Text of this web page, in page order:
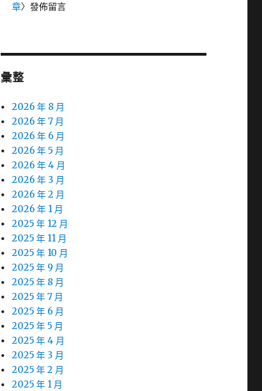
章〉發佈留言
彙整
2026 年 8 月
2026 年 7 月
2026 年 6 月
2026 年 5 月
2026 年 4 月
2026 年 3 月
2026 年 2 月
2026 年 1 月
2025 年 12 月
2025 年 11 月
2025 年 10 月
2025 年 9 月
2025 年 8 月
2025 年 7 月
2025 年 6 月
2025 年 5 月
2025 年 4 月
2025 年 3 月
2025 年 2 月
2025 年 1 月